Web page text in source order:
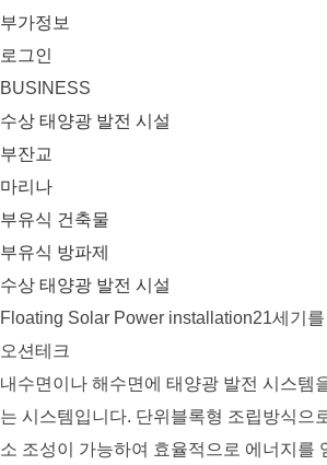
부가정보
로그인
BUSINESS
수상 태양광 발전 시설
부잔교
마리나
부유식 건축물
부유식 방파제
수상 태양광 발전 시설
Floating Solar Power installation21세기
오션테크
내수면이나 해수면에 태양광 발전 시스템
는 시스템입니다. 단위블록형 조립방식으
소 조성이 가능하여 효율적으로 에너지를